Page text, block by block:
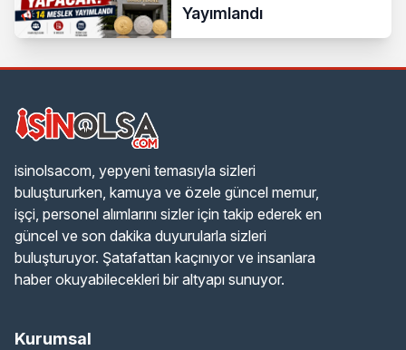
Yayımlandı
isinolsacom, yepyeni temasıyla sizleri
buluştururken, kamuya ve özele güncel memur,
işçi, personel alımlarını sizler için takip ederek en
güncel ve son dakika duyurularla sizleri
buluşturuyor. Şatafattan kaçınıyor ve insanlara
haber okuyabilecekleri bir altyapı sunuyor.
Kurumsal